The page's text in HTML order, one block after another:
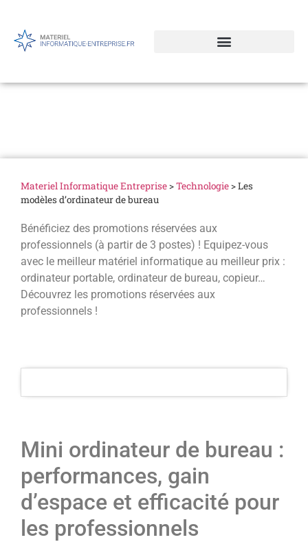
Materiel Informatique Entreprise>Technologie>Les
modèles d’ordinateur de bureau
Bénéficiez des promotions réservées aux
professionnels (à partir de 3 postes) ! Equipez-vous
avec le meilleur matériel informatique au meilleur prix :
ordinateur portable, ordinateur de bureau, copieur…
Découvrez les promotions réservées aux
professionnels !
Mini ordinateur de bureau :
performances, gain
d’espace et efficacité pour
les professionnels